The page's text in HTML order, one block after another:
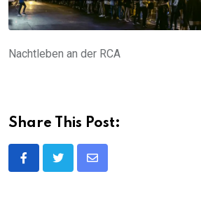
Nachtleben an der RCA
Share This Post:
Share